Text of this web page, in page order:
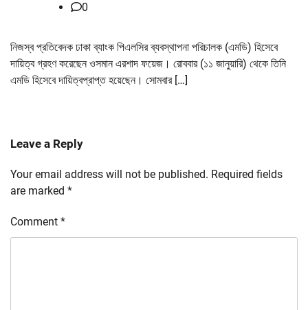
0
নিজস্ব প্রতিবেদক ঢাকা ব্যাংক পিএলসির ব্যবস্থাপনা পরিচালক (এমডি) হিসেবে
দায়িত্ব গ্রহণ করেছেন ওসমান এরশাদ ফয়েজ। রোববার (১১ জানুয়ারি) থেকে তিনি
এমডি হিসেবে দায়িত্বপ্রাপ্ত হয়েছেন। সোমবার […]
Leave a Reply
Your email address will not be published. Required fields
are marked *
Comment *